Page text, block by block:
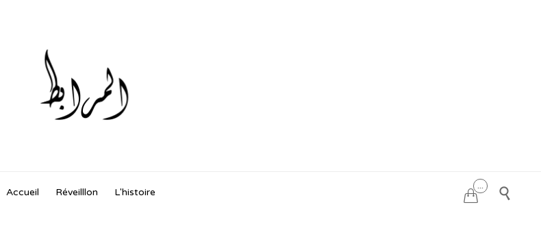
to
Accueil Réveilllon L'histoire 
...
